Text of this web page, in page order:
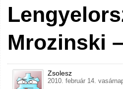
Mrozinski
Zsolesz
2010. február 14.